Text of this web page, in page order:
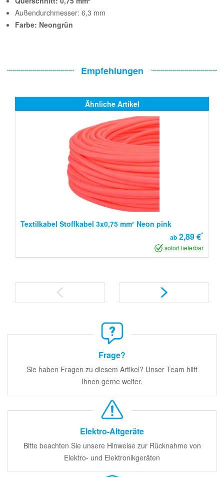
Außendurchmesser: 6,3 mm
Farbe: Neongrün
Empfehlungen
Ähnliche Artikel
Textilkabel Stoffkabel 3x0,75 mm² Neon pink
ab 2,89 €*
sofort lieferbar
Frage?
Sie haben Fragen zu diesem Artikel? Unser Team hilft
Ihnen gerne weiter.
Elektro-Altgeräte
Bitte beachten Sie unsere Hinweise zur Rücknahme von
Elektro- und Elektronikgeräten